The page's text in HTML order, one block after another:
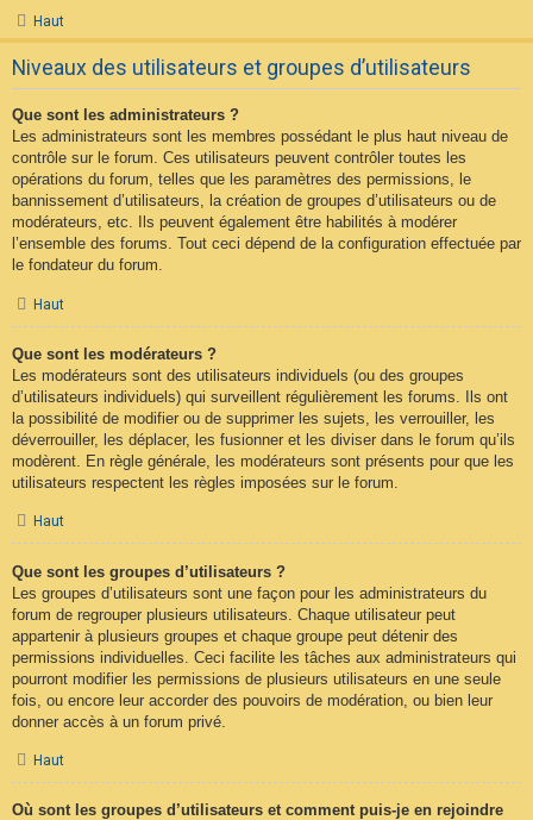
Haut
Niveaux des utilisateurs et groupes d’utilisateurs
Que sont les administrateurs ?
Les administrateurs sont les membres possédant le plus haut niveau de
contrôle sur le forum. Ces utilisateurs peuvent contrôler toutes les
opérations du forum, telles que les paramètres des permissions, le
bannissement d’utilisateurs, la création de groupes d’utilisateurs ou de
modérateurs, etc. Ils peuvent également être habilités à modérer
l’ensemble des forums. Tout ceci dépend de la configuration effectuée par
le fondateur du forum.
Haut
Que sont les modérateurs ?
Les modérateurs sont des utilisateurs individuels (ou des groupes
d’utilisateurs individuels) qui surveillent régulièrement les forums. Ils ont
la possibilité de modifier ou de supprimer les sujets, les verrouiller, les
déverrouiller, les déplacer, les fusionner et les diviser dans le forum qu’ils
modèrent. En règle générale, les modérateurs sont présents pour que les
utilisateurs respectent les règles imposées sur le forum.
Haut
Que sont les groupes d’utilisateurs ?
Les groupes d’utilisateurs sont une façon pour les administrateurs du
forum de regrouper plusieurs utilisateurs. Chaque utilisateur peut
appartenir à plusieurs groupes et chaque groupe peut détenir des
permissions individuelles. Ceci facilite les tâches aux administrateurs qui
pourront modifier les permissions de plusieurs utilisateurs en une seule
fois, ou encore leur accorder des pouvoirs de modération, ou bien leur
donner accès à un forum privé.
Haut
Où sont les groupes d’utilisateurs et comment puis-je en rejoindre